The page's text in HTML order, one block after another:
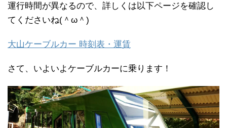
運行時間が異なるので、詳しくは以下ページを確認し
てくださいね(＾ω＾)
大山ケーブルカー 時刻表・運賃
さて、いよいよケーブルカーに乗ります！